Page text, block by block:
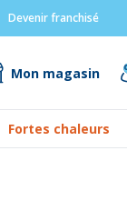
Devenir franchisé
Mon magasin
Fortes chaleurs